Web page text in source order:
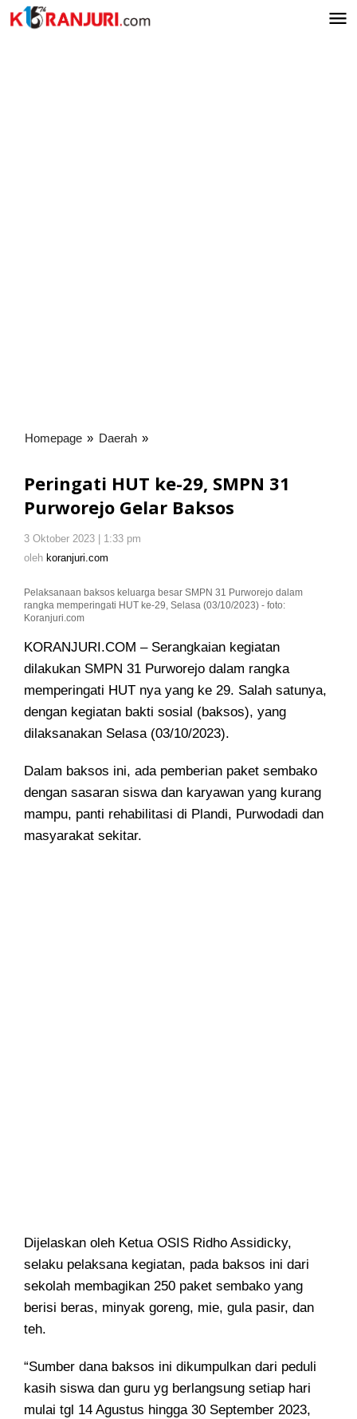
Lewati
ke
Homepage » Daerah »
29,
SMPN
Peringati HUT ke-29, SMPN 31
Purworejo Gelar Baksos
3 Oktober 2023 | 1:33 pm
oleh koranjuri.com
Pelaksanaan baksos keluarga besar SMPN 31 Purworejo dalam
rangka memperingati HUT ke-29, Selasa (03/10/2023) - foto:
Koranjuri.com
KORANJURI.COM – Serangkaian kegiatan
dilakukan SMPN 31 Purworejo dalam rangka
memperingati HUT nya yang ke 29. Salah satunya,
dengan kegiatan bakti sosial (baksos), yang
dilaksanakan Selasa (03/10/2023).
Dalam baksos ini, ada pemberian paket sembako
dengan sasaran siswa dan karyawan yang kurang
mampu, panti rehabilitasi di Plandi, Purwodadi dan
masyarakat sekitar.
Dijelaskan oleh Ketua OSIS Ridho Assidicky,
selaku pelaksana kegiatan, pada baksos ini dari
sekolah membagikan 250 paket sembako yang
berisi beras, minyak goreng, mie, gula pasir, dan
teh.
“Sumber dana baksos ini dikumpulkan dari peduli
kasih siswa dan guru yg berlangsung setiap hari
mulai tgl 14 Agustus hingga 30 September 2023,